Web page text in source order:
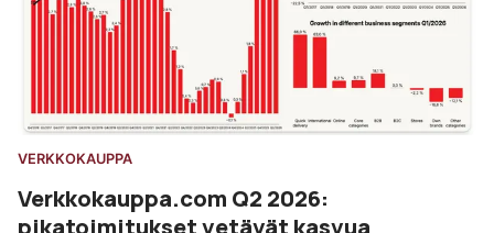
VERKKOKAUPPA
Verkkokauppa.com Q2 2026:
pikatoimitukset vetävät kasvua